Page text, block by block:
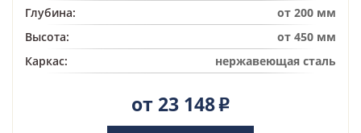
Глубина:
от 200 мм
Высота:
от 450 мм
Каркас:
нержавеющая сталь
от 23 148Р